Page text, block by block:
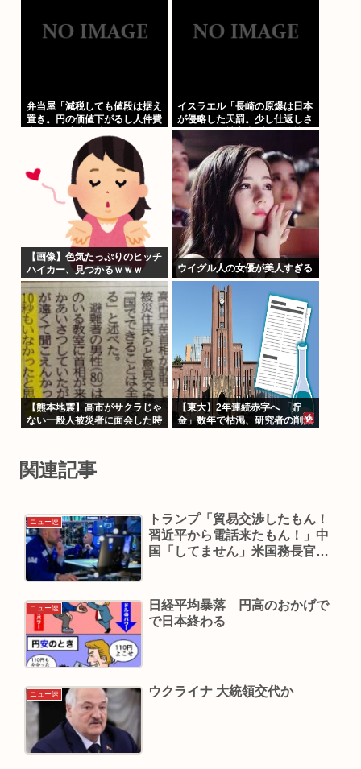
弁当屋「減税しても値段は据え
置き。円の価値下がるし人件費
イスラエル「長崎の原爆は日本
が侵略した天罰。少し仕返しさ
れただけで被害者ヅラ。追悼さ
れるべきは侵略された中国や韓
国の人々だよ
【画像】色気たっぷりのヒッチ
ハイカー、見つかるｗｗｗ
ウイグル人の女優が美人すぎる
【熊本地震】高市がサクラじゃ
ない一般人被災者に面会した時
【東大】2年連続赤字へ 「貯
金」数年で枯渇、研究者の削減
関連記事
ニュー速
トランプ「貿易交渉したもん！
習近平から電話来たもん！」中
国「してません」米国務長官
ニュー速
日経平均暴落 円高のおかげで
で日本終わる
ニュー速 ウクライナ 大統領交代か